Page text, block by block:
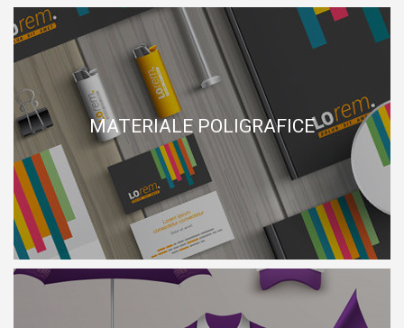
MATERIALE POLIGRAFICE
MATERIALE POLIGRAFICE